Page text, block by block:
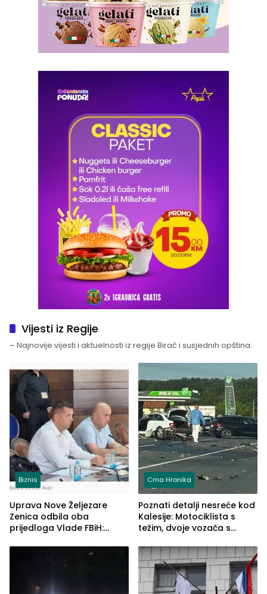
Vijesti iz Regije
– Najnovije vijesti i aktuelnosti iz regije Birač i susjednih opština.
Biznis
Uprava Nove Željezare
Zenica odbila oba
prijedloga Vlade FBiH:
rješenje
Crna Hronika
Poznati detalji nesreće kod
Kalesije: Motociklista s
težim, dvoje vozača s